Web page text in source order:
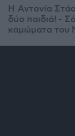
Η Αντονία
δύο παιδιά! -
καμώματα του